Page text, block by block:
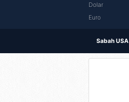
Dolar
Euro
Sabah USA